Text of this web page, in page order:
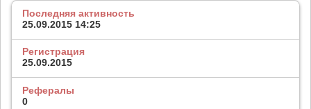
Последняя активность
25.09.2015 14:25
Регистрация
25.09.2015
Рефералы
0